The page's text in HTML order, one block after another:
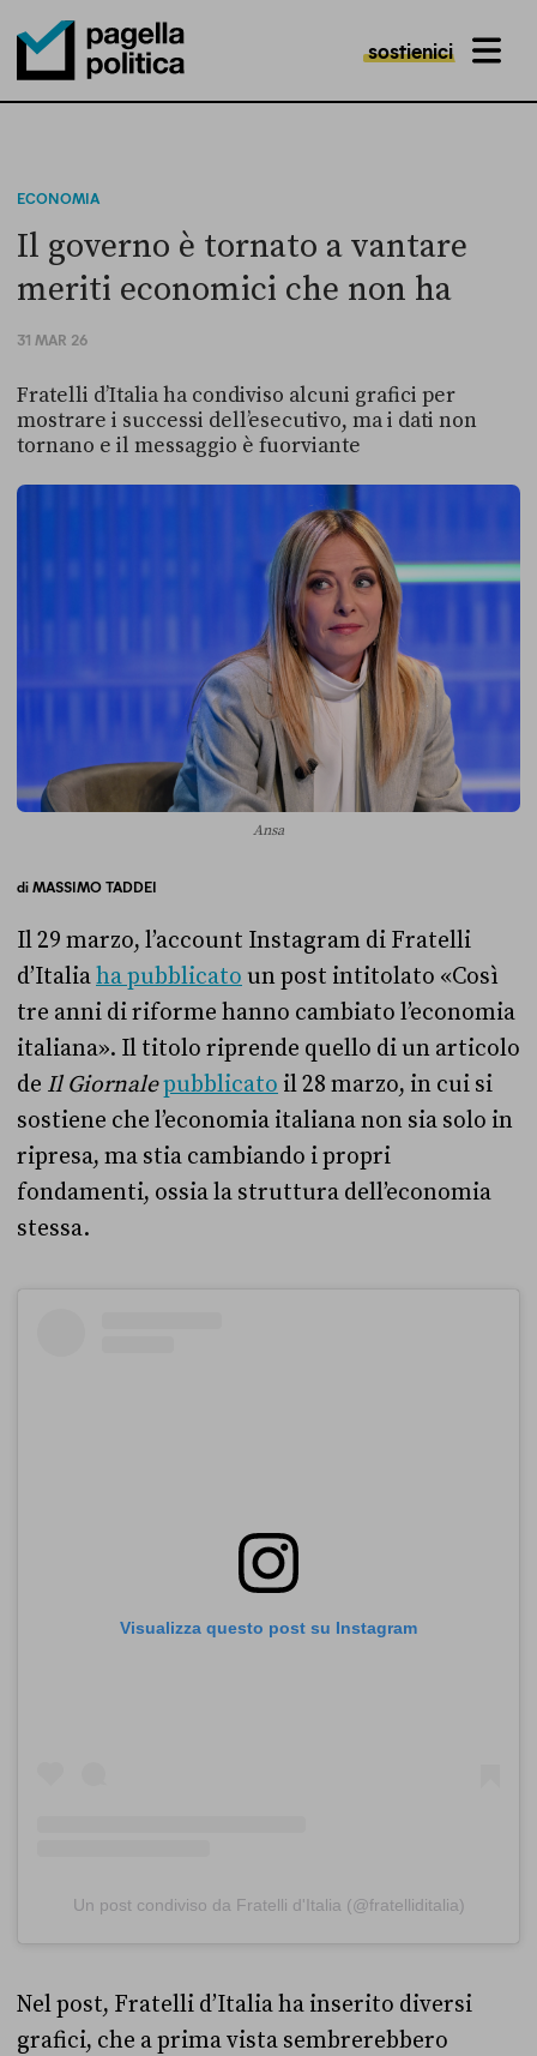
Pagella Politica Logo
sostienici MENU
ECONOMIA
Il governo è tornato a vantare
meriti economici che non ha
31 MAR 26
Fratelli d’Italia ha condiviso alcuni grafici per
mostrare i successi dell’esecutivo, ma i dati non
tornano e il messaggio è fuorviante
Ansa
diMASSIMO TADDEI
Il 29 marzo, l’account Instagram di Fratelli
d’Italiaha pubblicato un post intitolato «Così
tre anni di riforme hanno cambiato l’economia
italiana». Il titolo riprende quello di un articolo
de Il Giornalepubblicato il 28 marzo, in cui si
sostiene che l’economia italiana non sia solo in
ripresa, ma stia cambiando i propri
fondamenti, ossia la struttura dell’economia
stessa.
Visualizza questo post su Instagram
Un post condiviso da Fratelli d'Italia (@fratelliditalia)
Nel post, Fratelli d’Italia ha inserito diversi
grafici, che a prima vista sembrerebbero